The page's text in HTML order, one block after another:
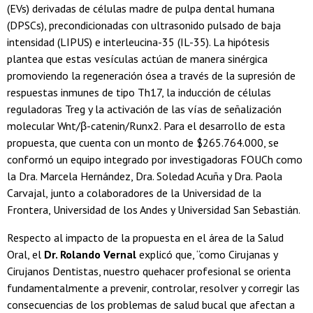
(EVs) derivadas de células madre de pulpa dental humana
(DPSCs), precondicionadas con ultrasonido pulsado de baja
intensidad (LIPUS) e interleucina-35 (IL-35). La hipótesis
plantea que estas vesículas actúan de manera sinérgica
promoviendo la regeneración ósea a través de la supresión de
respuestas inmunes de tipo Th17, la inducción de células
reguladoras Treg y la activación de las vías de señalización
molecular Wnt/β-catenin/Runx2. Para el desarrollo de esta
propuesta, que cuenta con un monto de $265.764.000, se
conformó un equipo integrado por investigadoras FOUCh como
la Dra. Marcela Hernández, Dra. Soledad Acuña y Dra. Paola
Carvajal, junto a colaboradores de la Universidad de la
Frontera, Universidad de los Andes y Universidad San Sebastián.
Respecto al impacto de la propuesta en el área de la Salud
Oral, el Dr. Rolando Vernal explicó que, “como Cirujanas y
Cirujanos Dentistas, nuestro quehacer profesional se orienta
fundamentalmente a prevenir, controlar, resolver y corregir las
consecuencias de los problemas de salud bucal que afectan a